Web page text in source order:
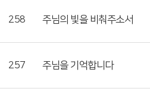
258 주님의 빛을 비춰주소서
257 주님을 기억합니다